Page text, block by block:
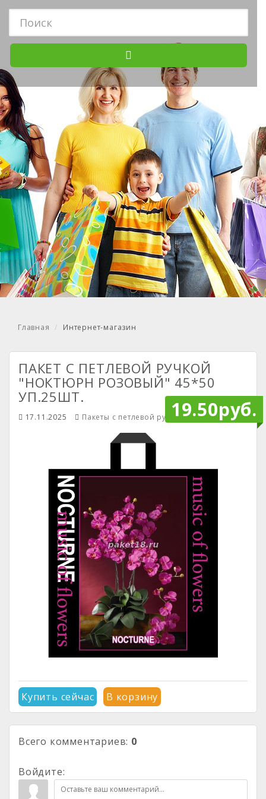
Главная Интернет-магазин
19.50руб.
ПАКЕТ С ПЕТЛЕВОЙ РУЧКОЙ
"НОКТЮРН РОЗОВЫЙ" 45*50
УП.25ШТ.
17.11.2025 Пакеты с петлевой ручкой Mendiley
Купить сейчас В корзину
Всего комментариев: 0
Войдите: